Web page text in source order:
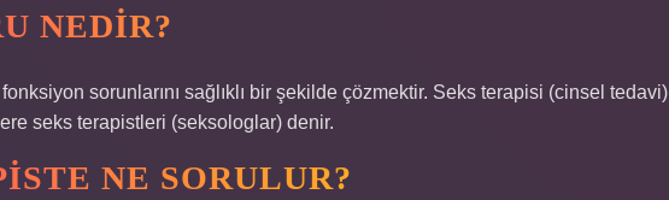
NEDIR?
sorunlarını sağlıklı bir şekilde çözmektir. Seks terapisi (cinsel tedavi)
seks terapistleri (seksologlar) denir.
NE SORULUR?